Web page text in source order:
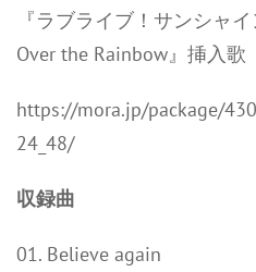
『ラブライブ！サンシャ
Over the Rainbow』挿入歌
https://mora.jp/package/
24_48/
収録曲
01. Believe again